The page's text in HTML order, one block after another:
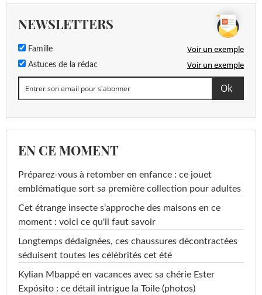
NEWSLETTERS
Famille Voir un exemple
Astuces de la rédac Voir un exemple
EN CE MOMENT
Préparez-vous à retomber en enfance : ce jouet
emblématique sort sa première collection pour adultes
Cet étrange insecte s'approche des maisons en ce
moment : voici ce qu'il faut savoir
Longtemps dédaignées, ces chaussures décontractées
séduisent toutes les célébrités cet été
Kylian Mbappé en vacances avec sa chérie Ester
Expósito : ce détail intrigue la Toile (photos)